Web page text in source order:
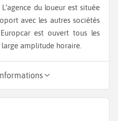
du loueur est située
avec les autres sociétés
est ouvert tous les
amplitude horaire.